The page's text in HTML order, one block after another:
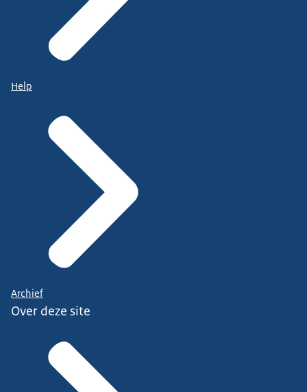
Help
Archief
Over deze site